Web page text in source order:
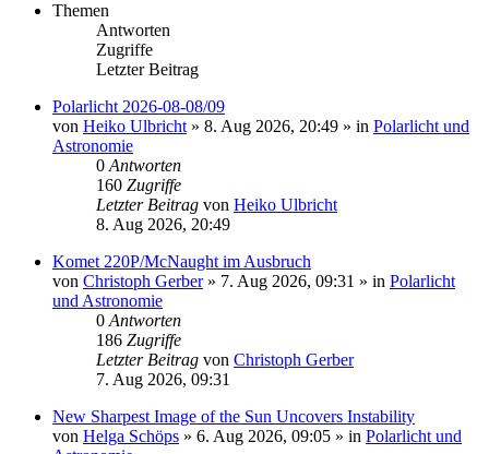
Themen
Antworten
Zugriffe
Letzter Beitrag
Polarlicht 2026-08-08/09
von Heiko Ulbricht » 8. Aug 2026, 20:49 » in Polarlicht und
Astronomie
0 Antworten
160 Zugriffe
Letzter Beitrag von Heiko Ulbricht
8. Aug 2026, 20:49
Komet 220P/McNaught im Ausbruch
von Christoph Gerber» 7. Aug 2026, 09:31 » in Polarlicht
und Astronomie
0 Antworten
186 Zugriffe
Letzter Beitrag von Christoph Gerber
7. Aug 2026, 09:31
New Sharpest Image of the Sun Uncovers Instability
von Helga Schöps » 6. Aug 2026, 09:05 » in Polarlicht und